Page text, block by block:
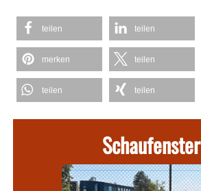
teilen teilen
merken teilen
teilen teilen
Schaufenster